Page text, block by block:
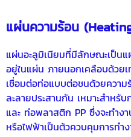
แผ่นความร้อน
แผ่นอะลูมิเนียมที่มีลักษณะเป็น
อยู่ในแผ่น ภายนอกเคลือบด้วย
เชื่อมต่อท่อแบบต่อชนด้วยควา
ละลายประสานกัน เหมาะสำหรับ
และ ท่อพลาสติก PP ซึ่งจะทำง
หรือไฟฟ้าเป็นต้วควบคุมการทำ